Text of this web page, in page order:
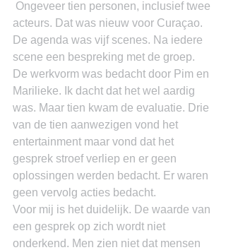
Ongeveer tien personen, inclusief twee
acteurs. Dat was nieuw voor Curaçao.
De agenda was vijf scenes. Na iedere
scene een bespreking met de groep.
De werkvorm was bedacht door Pim en
Marilieke. Ik dacht dat het wel aardig
was. Maar tien kwam de evaluatie. Drie
van de tien aanwezigen vond het
entertainment maar vond dat het
gesprek stroef verliep en er geen
oplossingen werden bedacht. Er waren
geen vervolg acties bedacht.
Voor mij is het duidelijk. De waarde van
een gesprek op zich wordt niet
onderkend. Men zien niet dat mensen